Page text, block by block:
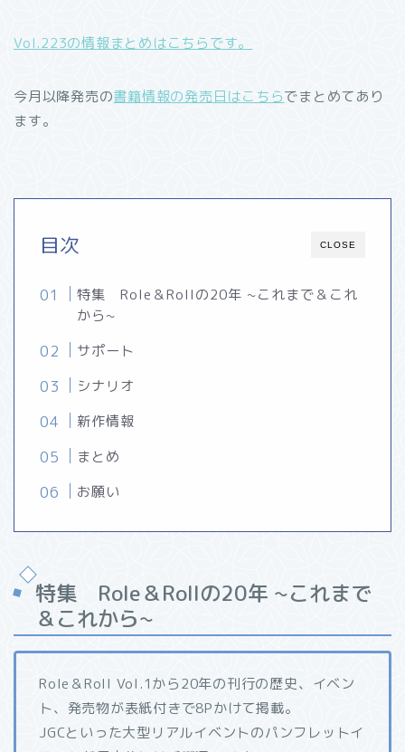
Vol.223の情報まとめはこちらです。
今月以降発売の書籍情報の発売日はこちらでまとめてあり
ます。
CLOSE
目次
特集 Role＆Rollの20年 ~これまで＆これ
から~
サポート
シナリオ
新作情報
まとめ
お願い
特集 Role＆Rollの20年 ~これまで
＆これから~
Role＆Roll Vol.1から20年の刊行の歴史、イベン
ト、発売物が表紙付きで8Pかけて掲載。
JGCといった大型リアルイベントのパンフレットイ